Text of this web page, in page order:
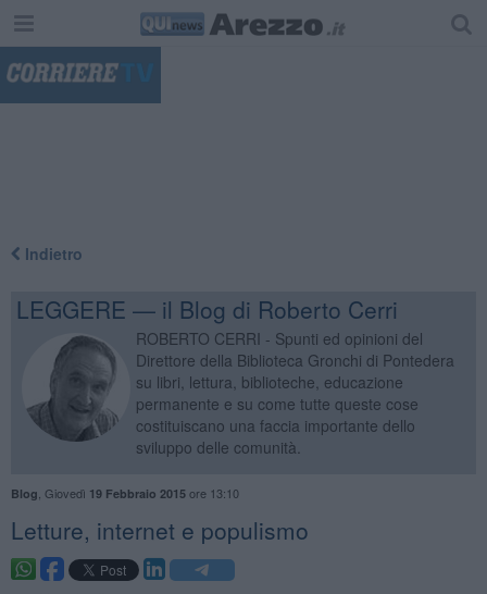
Indietro
LEGGERE — il Blog di Roberto Cerri
ROBERTO CERRI - Spunti ed opinioni del
Direttore della Biblioteca Gronchi di Pontedera
su libri, lettura, biblioteche, educazione
permanente e su come tutte queste cose
costituiscano una faccia importante dello
sviluppo delle comunità.
Blog Giovedì 19 Febbraio 2015ore 13:10
Letture, internet e populismo